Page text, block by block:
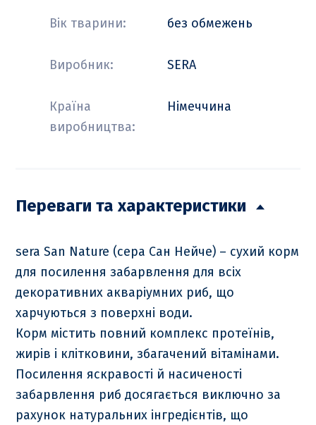
Вік тварини: без обмежень
Виробник: SERA
Країна
виробництва:
Німеччина
Переваги та характеристики
sera San Nature (сера Сан Нейче) – сухий корм
для посилення забарвлення для всіх
декоративних акваріумних риб, що
харчуються з поверхні води.
Корм містить повний комплекс протеїнів,
жирів і клітковини, збагачений вітамінами.
Посилення яскравості й насиченості
забарвлення риб досягається виключно за
рахунок натуральних інгредієнтів, що